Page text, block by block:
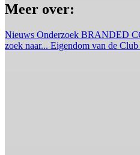
Meer over:
Nieuws Onderzoek BRANDED
zoek naar... Eigendom van de Club